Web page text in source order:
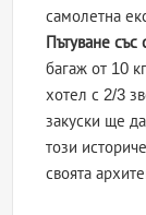
самолетна
Пътуване със
багаж от 10
хотел с 2/3
закуски ще
този
своята